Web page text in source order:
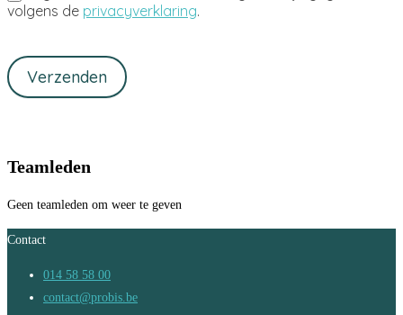
volgens de privacyverklaring.
Verzenden
Teamleden
Geen teamleden om weer te geven
Contact
014 58 58 00
contact@probis.be